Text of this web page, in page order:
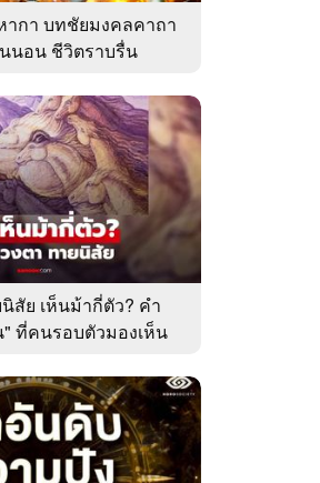
กา บทชัยมงคลคาถา
นอน ชีวิตราบรื่น
สัย เห็นม้ากี่ตัว? คำ
" ที่คนรอบตัวมองเห็น